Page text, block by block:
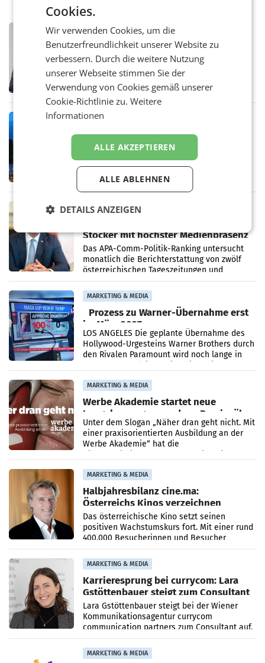
PRIMENEWS
ORF III: Peter Schöber abberufen und
beurlaubt
WIEN ORF-III-Co-Geschäftsführer Peter
Schöber ist wegen Compliance-Vorwürfen
abberufen und beurlaubt worden. Der ORF
bestätigte gegenüber der APA entsprechende
Medienberichte.
MARKETING & MEDIA
ORF-Kulturmatinee widmet sich 20
Jahren Grafenegg Festival und Peter
Simonischek
Am Sonntag, dem 9. August 2026, begleitet
Lillian Moschen das Publikum ab 9.05 Uhr
durch die ORF-„Kulturmatinee“. Die Sendung
startet mit der Dokumentation „20 Jahre
MARKETING & MEDIA
Stocker mit höchster Medienpräsenz
im Juli
Das APA-Comm-Politik-Ranking untersucht
monatlich die Berichterstattung von zwölf
österreichischen Tageszeitungen und
analysiert, welche Politikerinnen und
Politiker Österreichs die
MARKETING & MEDIA
Prozess zu Warner-Übernahme erst
im März 2027
LOS ANGELES Die geplante Übernahme des
Hollywood-Urgesteins Warner Brothers durch
den Rivalen Paramount wird noch lange in
MARKETING & MEDIA
Werbe Akademie startet neue
Imagekampagne rund um Praxisnähe
Unter dem Slogan „Näher dran geht nicht. Mit
einer praxisorientierten Ausbildung an der
Werbe Akademie“ hat die
MARKETING & MEDIA
Halbjahresbilanz cine.ma:
Österreichs Kinos verzeichnen
400.000 Besucher mehr
Das österreichische Kino setzt seinen
positiven Wachstumskurs fort. Mit einer rund
400.000 Besucherinnen und Besucher
höheren Nettoreichweite im ersten Halbjahr
2026 gegenüber dem
MARKETING & MEDIA
Karrieresprung bei currycom: Lara
Gstöttenbauer steigt zum Consultant
auf
Lara Gstöttenbauer steigt bei der Wiener
Kommunikationsagentur currycom
communication partners zum Consultant auf.
Die 27-jährige Beraterin betreut Kundinnen
und Kunden in den Bereichen
MARKETING & MEDIA
Cookies.
Wir verwenden Cookies, um die
Benutzerfreundlichkeit unserer Website zu
verbessern. Durch die weitere Nutzung
unserer Webseite stimmen Sie der
Verwendung von Cookies gemäß unserer
Cookie-Richtlinie zu.Weitere
Informationen
ALLE AKZEPTIEREN
ALLE ABLEHNEN
DETAILS ANZEIGEN